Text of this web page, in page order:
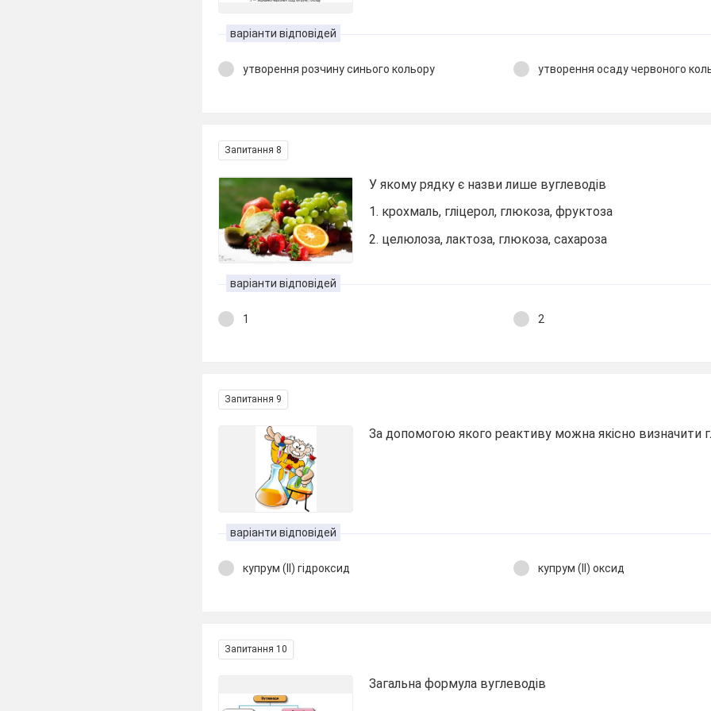
варіанти відповідей
утворення розчину синього кольору утворення осаду червоного
Запитання 8
У якому рядку є назви лише вуглеводів
1. крохмаль, гліцерол, глюкоза, фруктоза
2. целюлоза, лактоза, глюкоза, сахароза
варіанти відповідей
1 2
Запитання 9
За допомогою якого реактиву можна якісно визначити
варіанти відповідей
купрум (ІІ) гідроксид купрум (ІІ) оксид
Запитання 10
Загальна формула вуглеводів